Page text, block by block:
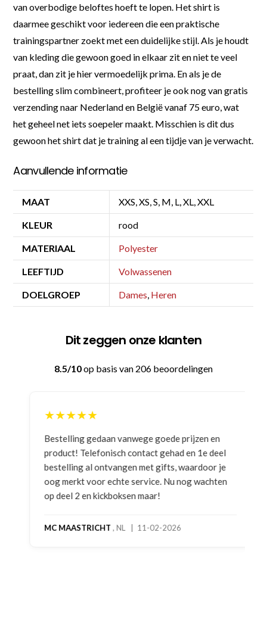
van overbodige beloftes hoeft te lopen. Het shirt is
daarmee geschikt voor iedereen die een praktische
trainingspartner zoekt met een duidelijke stijl. Als je houdt
van kleding die gewoon goed in elkaar zit en niet te veel
praat, dan zit je hier vermoedelijk prima. En als je de
bestelling slim combineert, profiteer je ook nog van gratis
verzending naar Nederland en België vanaf 75 euro, wat
het geheel net iets soepeler maakt. Misschien is dit dus
gewoon het shirt dat je training al een tijdje van je verwacht.
Aanvullende informatie
MAAT XXS, XS, S, M, L, XL, XXL
KLEUR rood
MATERIAAL Polyester
LEEFTIJD Volwassenen
DOELGROEP Dames, Heren
Dit zeggen onze klanten
8.5/10op basis van 206 beoordelingen
★★★★★
Bestelling gedaan vanwege goede prijzen en
product! Telefonisch contact gehad en 1e deel
bestelling al ontvangen met gifts, waardoor je
oog merkt voor echte service. Nu nog wachten
op deel 2 en kickboksen maar!
MC MAASTRICHT, NL | 11-02-2026